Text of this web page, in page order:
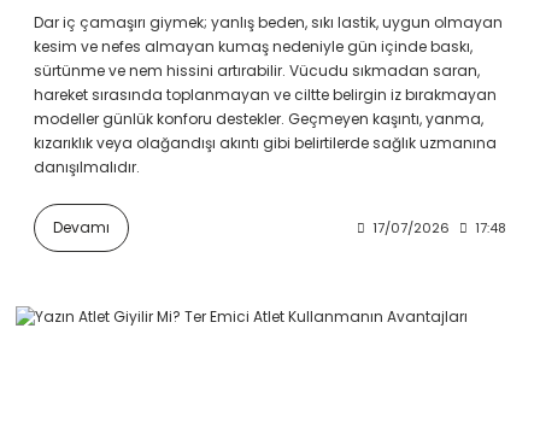
Dar iç çamaşırı giymek; yanlış beden, sıkı lastik, uygun olmayan
kesim ve nefes almayan kumaş nedeniyle gün içinde baskı,
sürtünme ve nem hissini artırabilir. Vücudu sıkmadan saran,
hareket sırasında toplanmayan ve ciltte belirgin iz bırakmayan
modeller günlük konforu destekler. Geçmeyen kaşıntı, yanma,
kızarıklık veya olağandışı akıntı gibi belirtilerde sağlık uzmanına
danışılmalıdır.
Devamı 17/07/2026 17:48